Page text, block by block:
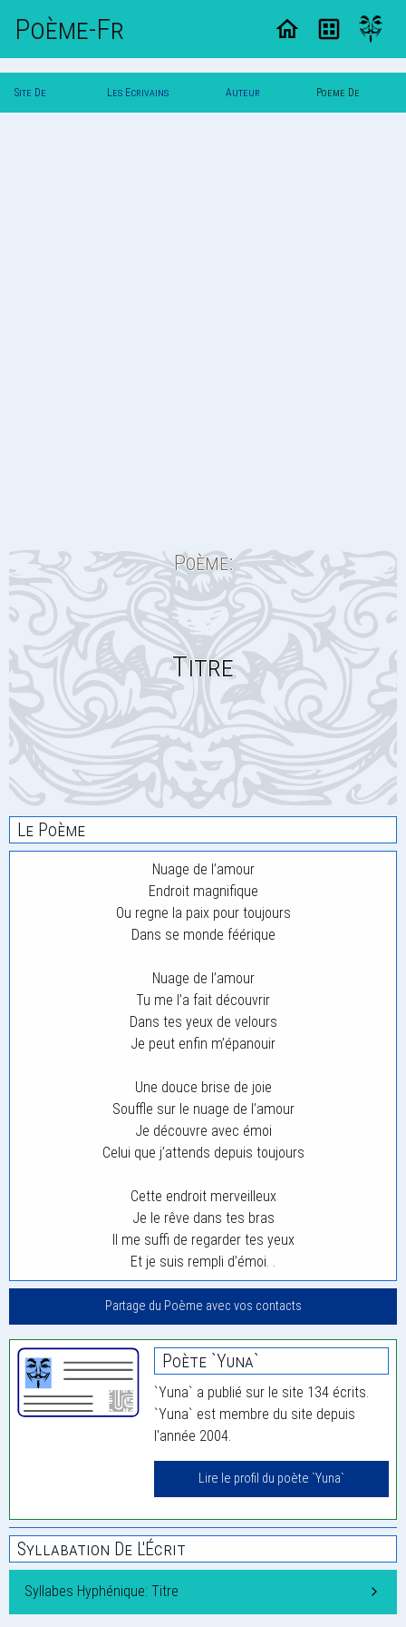
Poème-Fr
Site De Les Ecrivains Auteur Poeme De
Poème:
Titre
Le Poème
Nuage de l’amour
Endroit magnifique
Ou regne la paix pour toujours
Dans se monde féérique
Nuage de l’amour
Tu me l’a fait découvrir
Dans tes yeux de velours
Je peut enfin m’épanouir
Une douce brise de joie
Souffle sur le nuage de l’amour
Je découvre avec émoi
Celui que j’attends depuis toujours
Cette endroit merveilleux
Je le rêve dans tes bras
Il me suffi de regarder tes yeux
Et je suis rempli d’émoi. .
Partage du Poème avec vos contacts
Poète `Yuna`
`Yuna` a publié sur le site 134 écrits.
`Yuna` est membre du site depuis
l'année 2004.
Lire le profil du poète `Yuna`
Syllabation De L'Écrit
Syllabes Hyphénique: Titre